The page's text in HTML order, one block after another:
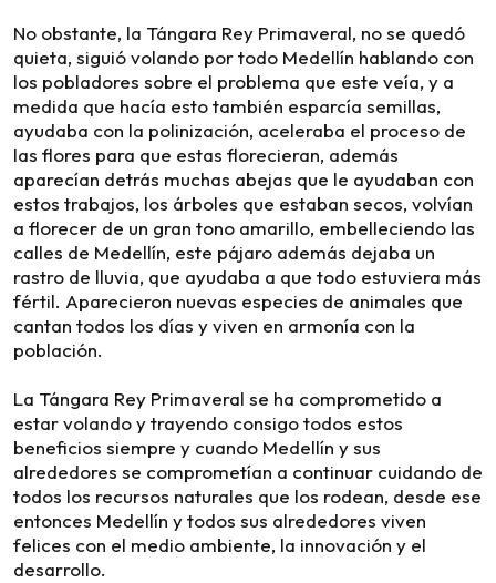
No obstante, la Tángara Rey Primaveral, no se quedó
quieta, siguió volando por todo Medellín hablando con
los pobladores sobre el problema que este veía, y a
medida que hacía esto también esparcía semillas,
ayudaba con la polinización, aceleraba el proceso de
las flores para que estas florecieran, además
aparecían detrás muchas abejas que le ayudaban con
estos trabajos, los árboles que estaban secos, volvían
a florecer de un gran tono amarillo, embelleciendo las
calles de Medellín, este pájaro además dejaba un
rastro de lluvia, que ayudaba a que todo estuviera más
fértil. Aparecieron nuevas especies de animales que
cantan todos los días y viven en armonía con la
población.
La Tángara Rey Primaveral se ha comprometido a
estar volando y trayendo consigo todos estos
beneficios siempre y cuando Medellín y sus
alrededores se comprometían a continuar cuidando de
todos los recursos naturales que los rodean, desde ese
entonces Medellín y todos sus alrededores viven
felices con el medio ambiente, la innovación y el
desarrollo.